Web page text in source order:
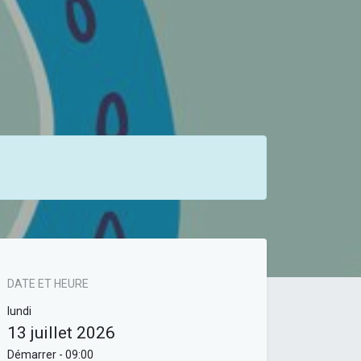
DATE ET HEURE
lundi
13 juillet 2026
Démarrer - 09:00